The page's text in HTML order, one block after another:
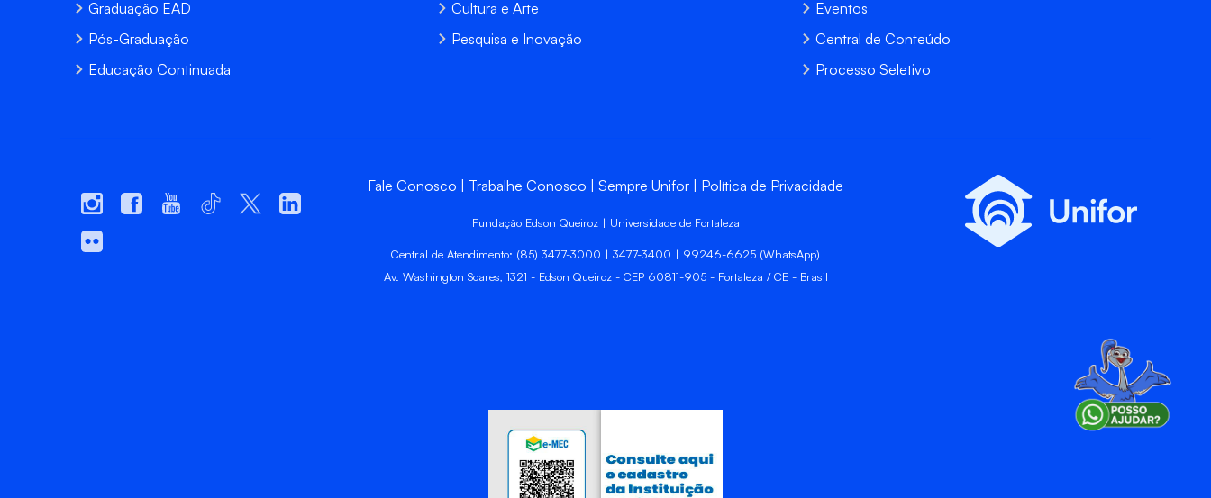
Graduação EAD
Pós-Graduação
Educação Continuada
Cultura e Arte
Pesquisa e Inovação
Eventos
Central de Conteúdo
Processo Seletivo
Fale Conosco Trabalhe Conosco Sempre Unifor Política de Privacidade
Fundação Edson Queiroz | Universidade de Fortaleza
Central de Atendimento: (85) 3477-3000 | 3477-3400 | 99246-6625 (WhatsApp)
Av. Washington Soares, 1321 - Edson Queiroz - CEP 60811-905 - Fortaleza / CE - Brasil